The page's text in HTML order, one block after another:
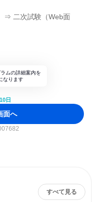
⇒ 二次試験（Web面
ムの詳細案内を
なります
日
面へ
すべて見る